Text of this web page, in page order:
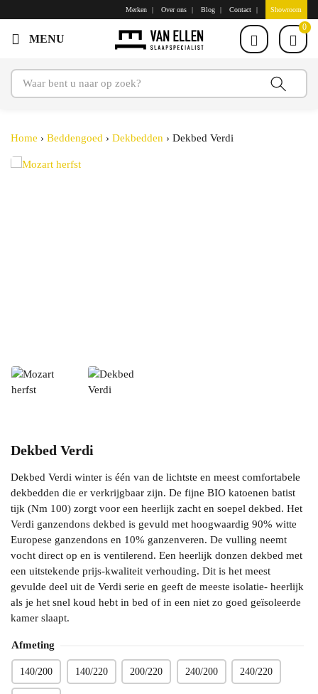
Merken Over ons Blog Contact Showroom
0
Home › Beddengoed › Dekbedden › Dekbed Verdi
Dekbed Verdi
Dekbed Verdi winter is één van de lichtste en meest comfortabele
dekbedden die er verkrijgbaar zijn. De fijne BIO katoenen batist
tijk (Nm 100) zorgt voor een heerlijk zacht en soepel dekbed. Het
Verdi ganzendons dekbed is gevuld met hoogwaardig 90% witte
Europese ganzendons en 10% ganzenveren. De vulling neemt
vocht direct op en is ventilerend. Een heerlijk donzen dekbed met
een uitstekende prijs-kwaliteit verhouding. Dit is het meest
gevulde deel uit de Verdi serie en geeft de meeste isolatie- heerlijk
als je het snel koud hebt in bed of in een niet zo goed geïsoleerde
kamer slaapt.
Afmeting
140/200 140/220 200/220 240/200 240/220